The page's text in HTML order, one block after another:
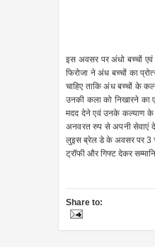
इस अवसर पर अंधो बच्चों एवं
फिरोजा ने अंध बच्चों का
चाहिए ताकि अंध बच्चों के
उनकी कला को निखारने का
मदद देने एवं उनके कल्याण के
अनवरत रुप से अपनी सेवाएं
लुइस ब्रेल डे के अवसर पर 3
ट्रॉफी और गिफ्ट देकर
Share to: